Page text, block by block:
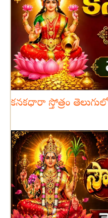
కనకధారా స్తోత్రం తెలుగులో